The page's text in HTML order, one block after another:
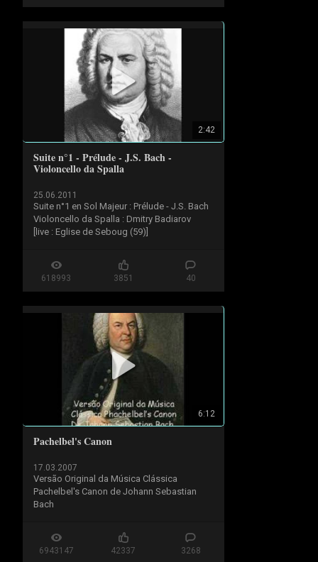
Autumn 20:59
Winter 32:48
I hope you love this recording! It is my
favorite one I've heard yet. Happy Listening!
AnAmericanComposer
2:42
Suite n°1 - Prélude - J.S. Bach -
Violoncello da Spalla
25.06.2011
Suite n°1 en Sol Majeur : Prélude - J.S. Bach
Violoncello da Spalla : Dmitry Badiarov
[live : Eglise de Seboug (59)]
618993 3851 40
6:12
Pachelbel's Canon
17.03.2007
Versão Original da Música Clássica
Pachelbel's Canon de Johann Sebastian
Bach
6943147 42337 3268